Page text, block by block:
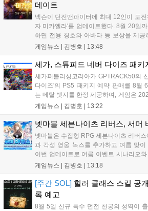
데이트
넥슨이 던전앤파이터에 최대 12인이 도
자 미카엘라'를 업데이트했다. 8월 20일
하면 전용 칭호와 아바타 등 보상을 제공
명예 보상을 지급한다. 또한 9월 10일까
임인 아라드 수족관 메이커를 통해 다양
세 정보는 공식 홈페이지에서 확인 가능하
게임뉴스 | 김병호 13:48
세가, 스튜피드 네버 다이즈 패키
세가퍼블리싱코리아가 GPTRACK50의
다이즈'의 PS5 패키지 예약 판매를 8월
는 메탈 뱃지를 한정 제공하며, 게임은
로 정식 출시된다. 좀비 주인공 데이비가
럭스판 등 다양한 에디션도 함께 발매될
게임뉴스 | 김병호 13:22
넷마블 세븐나이츠 리버스, 서머
넷마블은 수집형 RPG 세븐나이츠 리버
과 각성 영웅 녹스를 추가하고 여름 맞
이번 업데이트로 여름 이벤트 시나리오
며, 7일간 출석 시 수영복 세인 코스튬과
이벤트도 열리며, 강화 횟수에 따른 보상
보상이 주어진다. 넷마블은 이번 이벤트
즐길 거리를 제공할 예정이다....
게임뉴스 | 김병호 13:18
[주간 SOL] 힐러 클래스 스킬 공
록 예고
8월 5일 신규 특수 던전 천궁의 성역이